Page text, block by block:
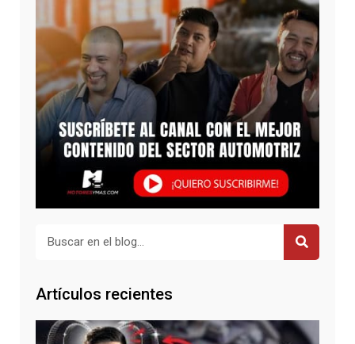
Artículos recientes